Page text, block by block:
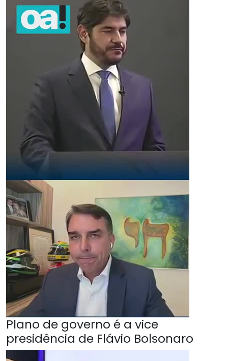
Plano de governo é a vice
presidência de Flávio Bolsonaro